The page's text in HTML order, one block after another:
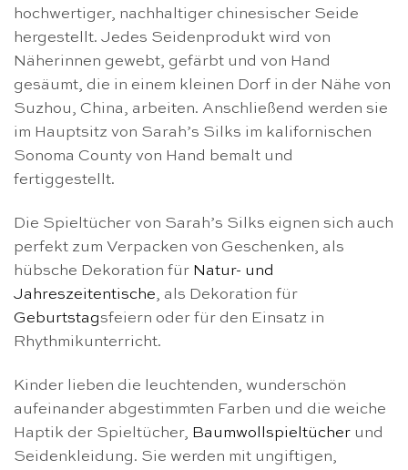
hochwertiger, nachhaltiger chinesischer Seide
hergestellt. Jedes Seidenprodukt wird von
Näherinnen gewebt, gefärbt und von Hand
gesäumt, die in einem kleinen Dorf in der Nähe von
Suzhou, China, arbeiten. Anschließend werden sie
im Hauptsitz von Sarah’s Silks im kalifornischen
Sonoma County von Hand bemalt und
fertiggestellt.
Die Spieltücher von Sarah’s Silks eignen sich auch
perfekt zum Verpacken von Geschenken, als
hübsche Dekoration für Natur- und
Jahreszeitentische, als Dekoration für
Geburtstagsfeiern oder für den Einsatz in
Rhythmikunterricht.
Kinder lieben die leuchtenden, wunderschön
aufeinander abgestimmten Farben und die weiche
Haptik der Spieltücher, Baumwollspieltücher und
Seidenkleidung. Sie werden mit ungiftigen,